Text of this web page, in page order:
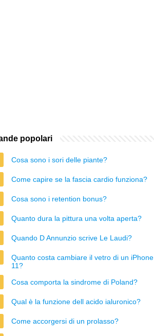
popolari
Cosa sono i sori delle piante?
Come capire se la fascia cardio funziona?
Cosa sono i retention bonus?
Quanto dura la pittura una volta aperta?
Quando D Annunzio scrive Le Laudi?
Quanto costa cambiare il vetro di un iPhone
11?
Cosa comporta la sindrome di Poland?
Qual è la funzione dell acido ialuronico?
Come accorgersi di un prolasso?